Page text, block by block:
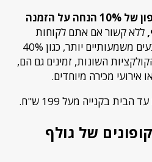
הקופון הנפוץ היום הוא קופון של 10% הנחה על הזמנה
ללא קשור אם אתם לקוחות
חדשים או לא. עם זאת, מבצעים משמעותיים יותר, כגון 40%
השונות, זמינים גם הם,
אירועי מכירה מיוחדים.
בקנייה מעל 199 ש"ח.
של גולף